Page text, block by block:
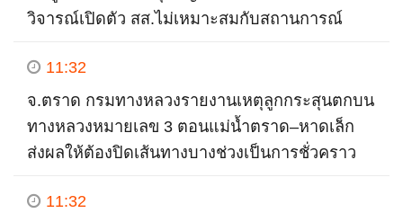
วิจารณ์เปิดตัว สส.ไม่เหมาะสมกับสถานการณ์
11:32
จ.ตราด กรมทางหลวงรายงานเหตุลูกกระสุนตกบน
ทางหลวงหมายเลข 3 ตอนแม่น้ำตราด–หาดเล็ก
ส่งผลให้ต้องปิดเส้นทางบางช่วงเป็นการชั่วคราว
11:32